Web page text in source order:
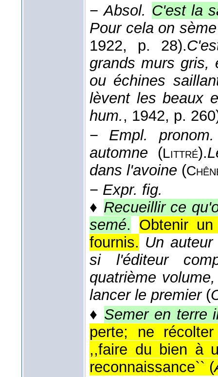
−Absol. C'est la
Pour cela on
1922, p. 28).
grands murs gris,
ou échines
lèvent les beaux
hum., 1942, p.
− Empl.
automne (Littré).
dans l'avoine (
− Expr. fig.
♦ Recueillir ce
semé. Obtenir
fournis. Un
si l'éditeur
quatrième
lancer le premier(
♦ Semer en terre
perte; ne
,,faire du bien à
reconnaissance`` (